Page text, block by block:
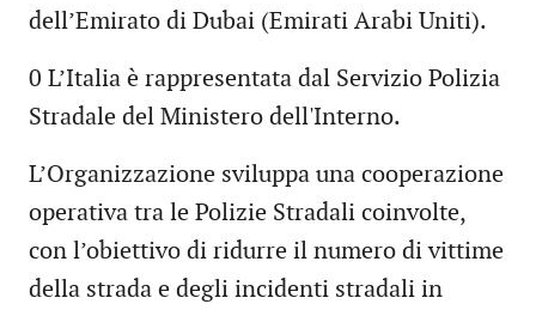
dell’Emirato di Dubai (Emirati Arabi Uniti).
0 L’Italia è rappresentata dal Servizio Polizia
Stradale del Ministero dell'Interno.
L’Organizzazione sviluppa una cooperazione
operativa tra le Polizie Stradali coinvolte,
con l’obiettivo di ridurre il numero di vittime
della strada e degli incidenti stradali in